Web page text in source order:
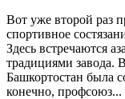
Вот уже второй раз
спортивное
Здесь встречаются
традициями завода.
Башкортостан была
конечно, профсоюз...